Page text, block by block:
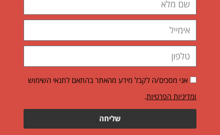
אני מסכים/ה לקבל מידע מהאתר בהתאם לתנאי השימוש
ומדיניות הפרטיות.
שליחה